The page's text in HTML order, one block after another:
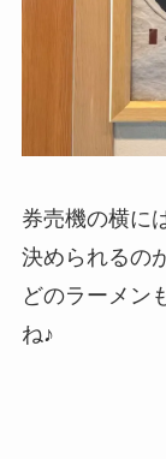
券売機の横に
決められるの
どのラーメン
ね♪